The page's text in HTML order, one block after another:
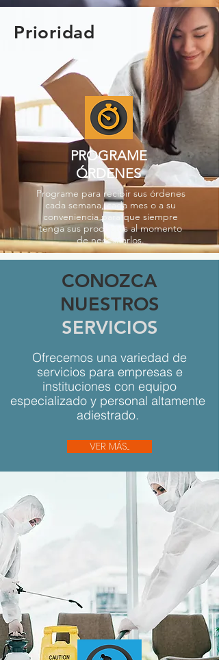
Prioridad
PROGRAME
ÓRDENES
Programe para recibir sus órdenes
cada semana, cada mes o a su
conveniencia para que siempre
tenga sus productos al momento
de necesitarlos.
CONOZCA
NUESTROS
SERVICIOS
Ofrecemos una variedad de
servicios para empresas e
instituciones con equipo
especializado y personal altamente
adiestrado.
VER MÁS...